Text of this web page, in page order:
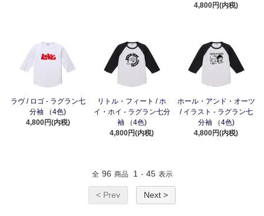
4,800円(内税)
ラヴ / ロゴ - ラグラン七
分袖 （4色)
4,800円(内税)
リトル・フィート / ホ
イ・ホイ - ラグラン七分
袖 （4色)
4,800円(内税)
ホール・アンド・オーツ
/ イラスト - ラグラン七
分袖 （4色)
4,800円(内税)
全 96 商品 1 - 45 表示
< Prev Next >